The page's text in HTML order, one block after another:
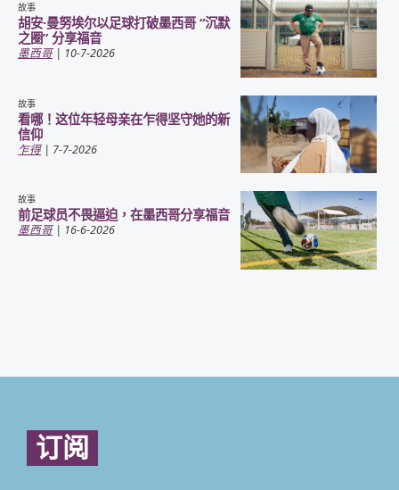
故事
胡安·曼努埃尔以足球打破墨西哥 “沉默
之圈” 分享福音
墨西哥| 10-7-2026
故事
看哪！这位年轻母亲在乍得坚守她的新
信仰
乍得| 7-7-2026
故事
前足球员不畏逼迫，在墨西哥分享福音
墨西哥| 16-6-2026
订阅